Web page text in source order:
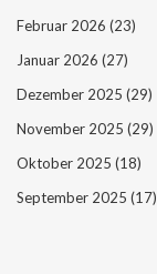
Februar 2026 (23)
Januar 2026 (27)
Dezember 2025 (29)
November 2025 (29)
Oktober 2025 (18)
September 2025 (17)